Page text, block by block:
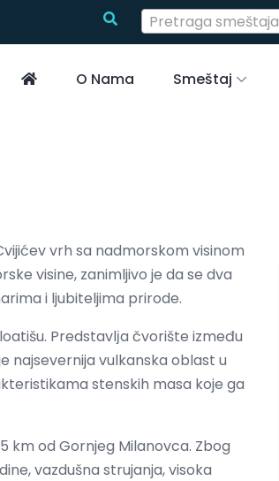
Pretraga smeštaja
O Nama Smeštaj
vrh sa nadmorskom visinom
visine, zanimljivo je da se dva
i ljubiteljima prirode.
Predstavlјa čvorište između
najsevernija vulkanska oblast u
stenskih masa koje ga
km od Gornjeg Milanovca. Zbog
vazdušna strujanja, visoka